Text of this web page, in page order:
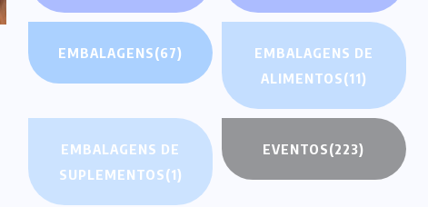
EMBALAGENS(67)
EMBALAGENS DE
ALIMENTOS(11)
EMBALAGENS DE
SUPLEMENTOS(1)
EVENTOS(223)